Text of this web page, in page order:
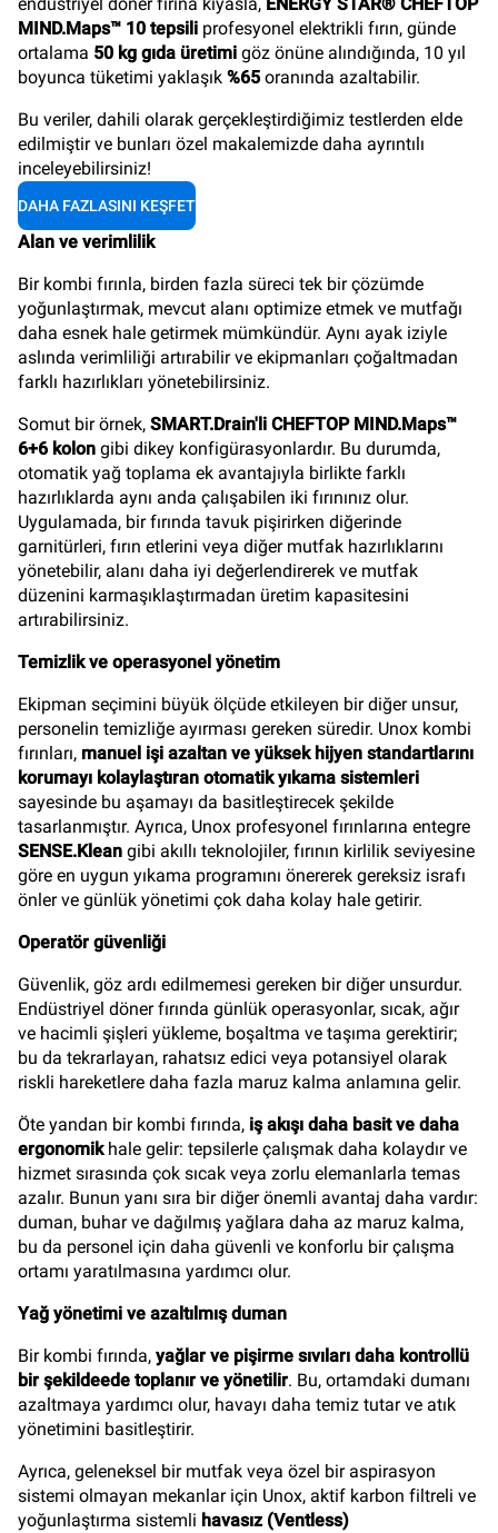
MIND.Maps™ 10 tepsili profesyonel elektrikli fırın, günde
ortalama 50 kg gıda üretimi göz önüne alındığında, 10 yıl
boyunca tüketimi yaklaşık %65 oranında azaltabilir.
Bu veriler, dahili olarak gerçekleştirdiğimiz testlerden elde
edilmiştir ve bunları özel makalemizde daha ayrıntılı
inceleyebilirsiniz!
DAHA FAZLASINI KEŞFET
Alan ve verimlilik
Bir kombi fırınla, birden fazla süreci tek bir çözümde
yoğunlaştırmak, mevcut alanı optimize etmek ve mutfağı
daha esnek hale getirmek mümkündür. Aynı ayak iziyle
aslında verimliliği artırabilir ve ekipmanları çoğaltmadan
farklı hazırlıkları yönetebilirsiniz.
Somut bir örnek, SMART.Drain'li CHEFTOP MIND.Maps™
6+6 kolon gibi dikey konfigürasyonlardır. Bu durumda,
otomatik yağ toplama ek avantajıyla birlikte farklı
hazırlıklarda aynı anda çalışabilen iki fırınınız olur.
Uygulamada, bir fırında tavuk pişirirken diğerinde
garnitürleri, fırın etlerini veya diğer mutfak hazırlıklarını
yönetebilir, alanı daha iyi değerlendirerek ve mutfak
düzenini karmaşıklaştırmadan üretim kapasitesini
artırabilirsiniz.
Temizlik ve operasyonel yönetim
Ekipman seçimini büyük ölçüde etkileyen bir diğer unsur,
personelin temizliğe ayırması gereken süredir. Unox kombi
fırınları, manuel işi azaltan ve yüksek hijyen standartlarını
korumayı kolaylaştıran otomatik yıkama sistemleri
sayesinde bu aşamayı da basitleştirecek şekilde
tasarlanmıştır. Ayrıca, Unox profesyonel fırınlarına entegre
SENSE.Klean gibi akıllı teknolojiler, fırının kirlilik seviyesine
göre en uygun yıkama programını önererek gereksiz israfı
önler ve günlük yönetimi çok daha kolay hale getirir.
Operatör güvenliği
Güvenlik, göz ardı edilmemesi gereken bir diğer unsurdur.
Endüstriyel döner fırında günlük operasyonlar, sıcak, ağır
ve hacimli şişleri yükleme, boşaltma ve taşıma gerektirir;
bu da tekrarlayan, rahatsız edici veya potansiyel olarak
riskli hareketlere daha fazla maruz kalma anlamına gelir.
Öte yandan bir kombi fırında, iş akışı daha basit ve daha
ergonomikhale gelir: tepsilerle çalışmak daha kolaydır ve
hizmet sırasında çok sıcak veya zorlu elemanlarla temas
azalır. Bunun yanı sıra bir diğer önemli avantaj daha vardır:
duman, buhar ve dağılmış yağlara daha az maruz kalma,
bu da personel için daha güvenli ve konforlu bir çalışma
ortamı yaratılmasına yardımcı olur.
Yağ yönetimi ve azaltılmış duman
Bir kombi fırında, yağlar ve pişirme sıvıları daha kontrollü
bir şekildeede toplanır ve yönetilir. Bu, ortamdaki dumanı
azaltmaya yardımcı olur, havayı daha temiz tutar ve atık
yönetimini basitleştirir.
Ayrıca, geleneksel bir mutfak veya özel bir aspirasyon
sistemi olmayan mekanlar için Unox, aktif karbon filtreli ve
yoğunlaştırma sistemli havasız (Ventless)